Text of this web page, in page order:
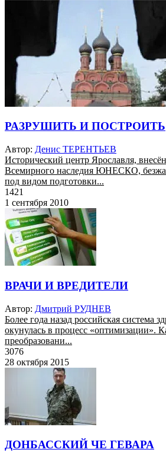
РАЗРУШИТЬ И ПОСТРОИТЬ
Автор: Денис ТЕРЕНТЬЕВ
Исторический центр Ярославля,
Всемирного наследия ЮНЕСКО,
под видом подготовки...
1421
1 сентября 2010
ВРАЧИ И ВРЕДИТЕЛИ
Автор: Дмитрий РУДНЕВ
Более года назад российская система
окунулась в процесс «оптимизации».
преобразовани...
3076
28 октября 2015
ДОНБАССКИЙ ЧЕ ГЕВАРА